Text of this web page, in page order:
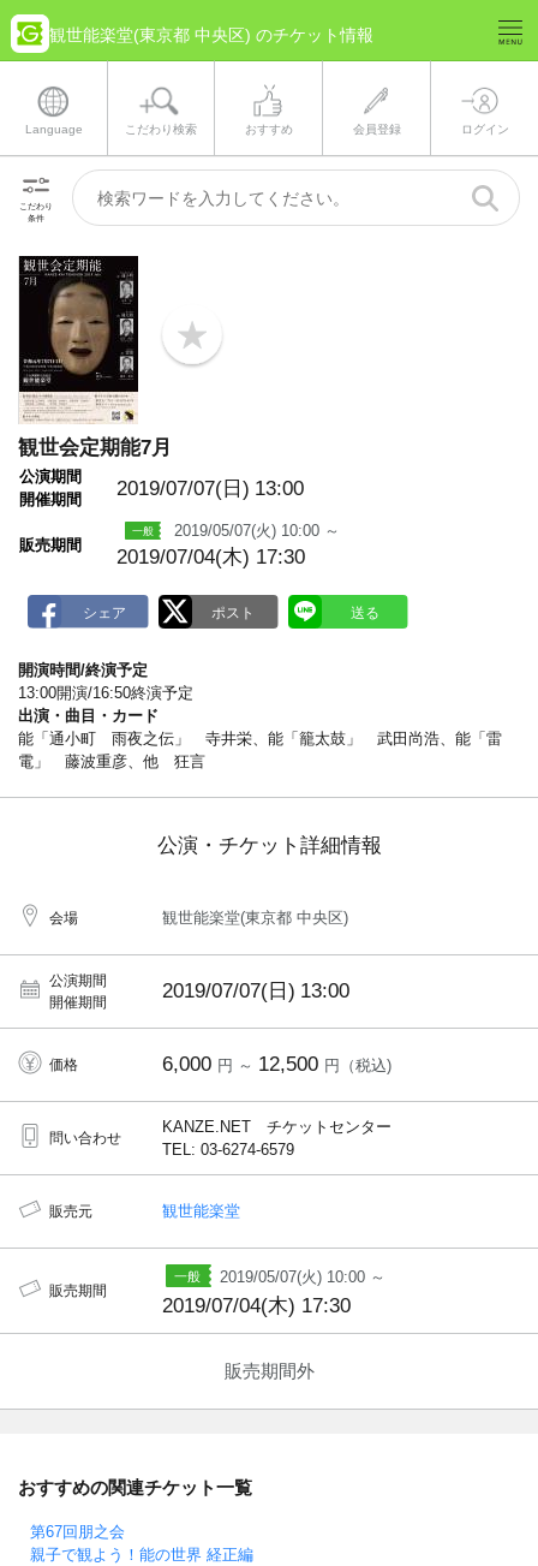
観世能楽堂(東京都 中央区) のチケット情報
Language こだわり検索 おすすめ 会員登録 ログイン
こだわり
条件
b
o
観世会定期能7月
公演期間
開催期間
2019/07/07(日) 13:00
販売期間
2019/05/07(火) 10:00 ～
2019/07/04(木) 17:30
開演時間/終演予定
13:00開演/16:50終演予定
出演・曲目・カード
能「通小町 雨夜之伝」 寺井栄、能「籠太鼓」 武田尚浩、能「雷
電」 藤波重彦、他 狂言
公演・チケット詳細情報
会場 観世能楽堂(東京都 中央区)
公演期間
開催期間
2019/07/07(日) 13:00
価格 6,000 円 ～ 12,500 円（税込)
問い合わせ
KANZE.NET チケットセンター
TEL: 03-6274-6579
販売元 観世能楽堂
販売期間
2019/05/07(火) 10:00 ～
2019/07/04(木) 17:30
販売期間外
おすすめの関連チケット一覧
第67回朋之会
親子で観よう！能の世界 経正編